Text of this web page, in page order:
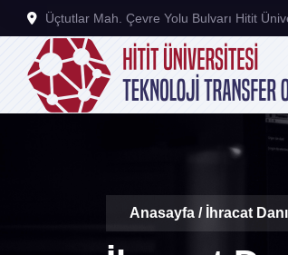
Üçtutlar Mah. Çevre Yolu Bulvarı Hitit
Anasayfa / İhracat